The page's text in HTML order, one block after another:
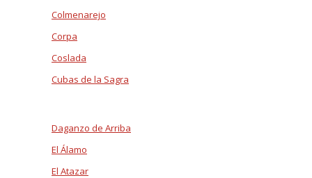
Colmenarejo
Corpa
Coslada
Cubas de la Sagra
Daganzo de Arriba
El Álamo
El Atazar